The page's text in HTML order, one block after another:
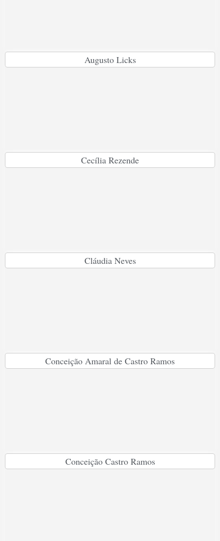
Augusto Licks
Cecília Rezende
Cláudia Neves
Conceição Amaral de Castro Ramos
Conceição Castro Ramos